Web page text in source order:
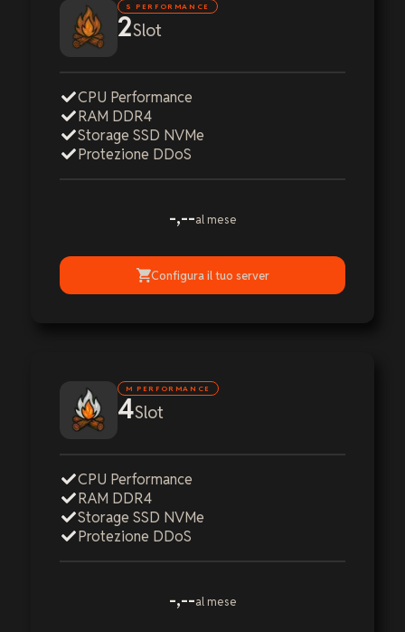
S PERFORMANCE
2Slot
CPU Performance
RAM DDR4
Storage SSD NVMe
Protezione DDoS
-,--al mese
Configura il tuo server
M PERFORMANCE
4Slot
CPU Performance
RAM DDR4
Storage SSD NVMe
Protezione DDoS
-,--al mese